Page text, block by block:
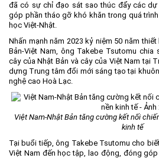
đã có sự chỉ đạo sát sao thúc đẩy các dự
góp phần tháo gỡ khó khăn trong quá
học Việt-Nhật.
Nhấn mạnh năm 2023 kỷ niệm 50 năm
Bản-Việt Nam, ông Takebe Tsutomu
cây của Nhật Bản và cây của Việt Nam tại
dựng Trung tâm đổi mới sáng tạo tại
nghệ cao Hoà Lạc.
Việt Nam-Nhật Bản tăng cường kết nối
kinh tế
Tại buổi tiếp, ông Takebe Tsutomu cho
Việt Nam đến học tập, lao động, đóng